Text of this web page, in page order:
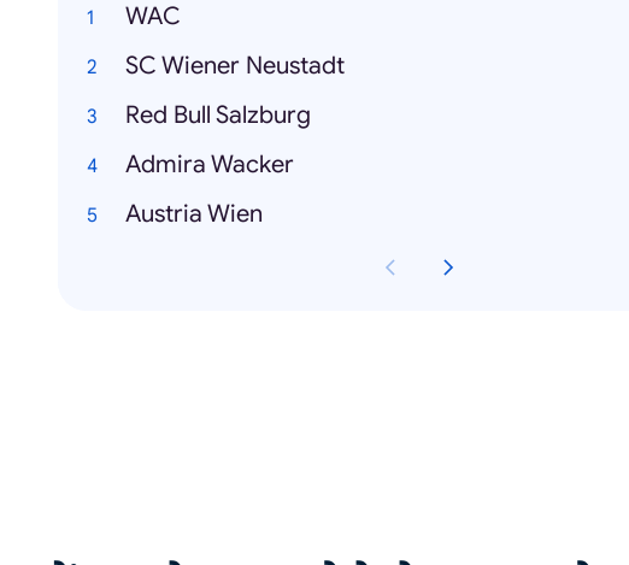
WAC
SC Wiener Neustadt
Red Bull Salzburg
Admira Wacker
Austria Wien